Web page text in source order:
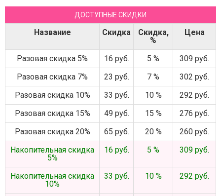
ДОСТУПНЫЕ СКИДКИ
Название Скидка
Скидка,
%
Цена
Разовая скидка 5% 16 руб. 5 %
309 руб.
Разовая скидка 7%
23 руб. 7 %
302 руб.
Разовая скидка 10%
33 руб. 10 %
292 руб.
Разовая скидка 15%
49 руб. 15 %
276 руб.
Разовая скидка 20%
65 руб. 20 %
260 руб.
Накопительная скидка
5%
16 руб. 5 % 309 руб.
Накопительная скидка
10%
33 руб. 10 % 292 руб.